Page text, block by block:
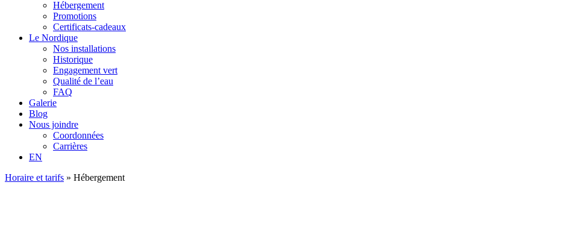
Hébergement
Promotions
Certificats-cadeaux
Le Nordique
Nos installations
Historique
Engagement vert
Qualité de l’eau
FAQ
Galerie
Blog
Nous joindre
Coordonnées
Carrières
EN
Horaire et tarifs » Hébergement